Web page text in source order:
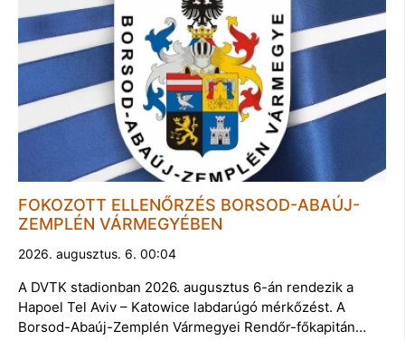
FOKOZOTT ELLENŐRZÉS BORSOD-ABAÚJ-
ZEMPLÉN VÁRMEGYÉBEN
2026. augusztus. 6. 00:04
A DVTK stadionban 2026. augusztus 6-án rendezik a
Hapoel Tel Aviv – Katowice labdarúgó mérkőzést. A
Borsod-Abaúj-Zemplén Vármegyei Rendőr-főkapitán…